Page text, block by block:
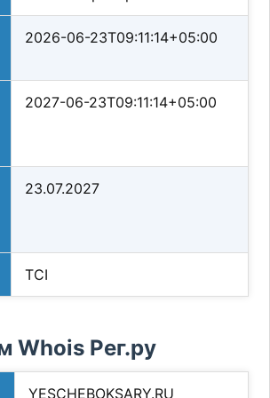
2026-06-23T09:11:14+05:00
2027-06-23T09:11:14+05:00
23.07.2027
TCI
Whois Рег.ру
YESCHEBOKSARY.RU